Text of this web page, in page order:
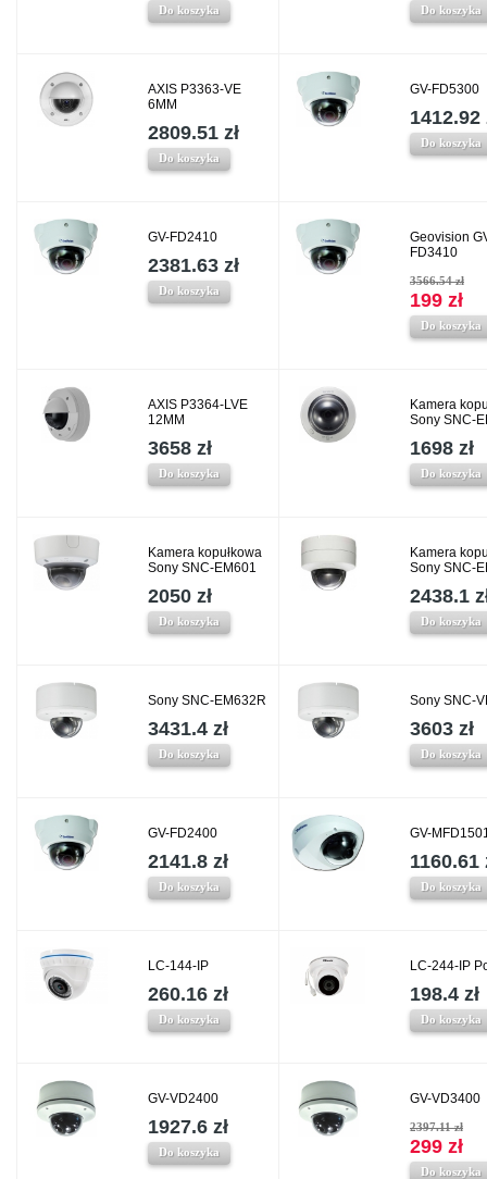
Do koszyka Do koszyka
AXIS P3363-VE
6MM
2809.51 zł
Do koszyka
GV-FD5300
1412.92
Do koszyka
GV-FD2410
2381.63 zł
Do koszyka
Geovision
FD3410
3566.54 zł
199 zł
Do koszyka
AXIS P3364-LVE
12MM
3658 zł
Do koszyka
Kamera
Sony SNC-
1698 zł
Do koszyka
Kamera kopułkowa
Sony SNC-EM601
2050 zł
Do koszyka
Kamera
Sony SNC-
2438.1
Do koszyka
Sony SNC-EM632R
3431.4 zł
Do koszyka
Sony SNC-
3603 zł
Do koszyka
GV-FD2400
2141.8 zł
Do koszyka
GV-
1160.61
Do koszyka
LC-144-IP
260.16 zł
Do koszyka
LC-244-IP
198.4 zł
Do koszyka
GV-VD2400
1927.6 zł
Do koszyka
GV-VD3400
2397.11 zł
299 zł
Do koszyka